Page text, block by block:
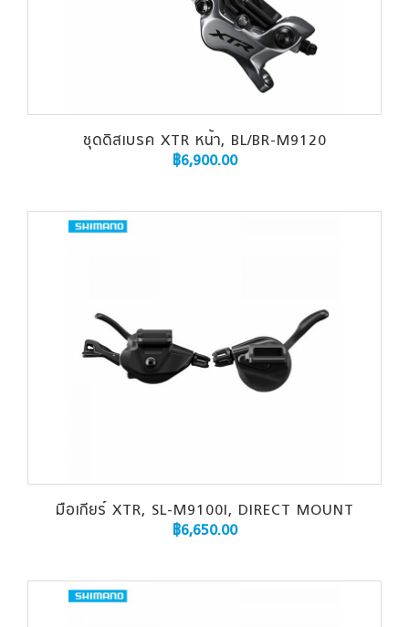
ชุดดิสเบรค XTR หน้า, BL/BR-M9120
฿6,900.00
มือเกียร์ XTR, SL-M9100I, DIRECT MOUNT
฿6,650.00